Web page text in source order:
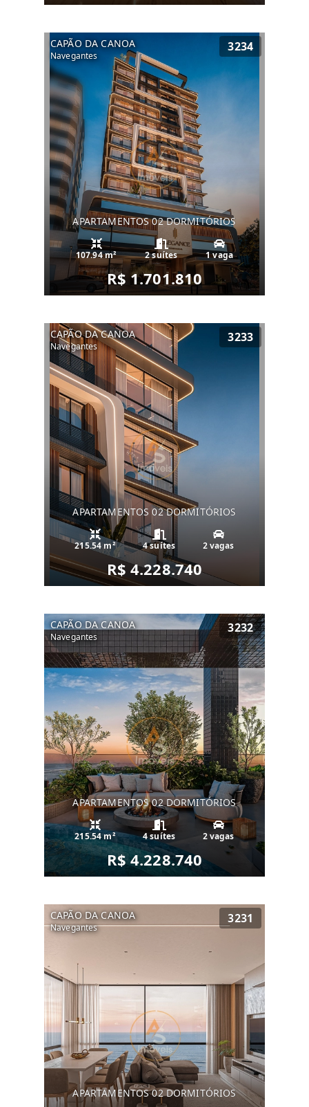
CAPÃO DA CANOA
Navegantes
3234
APARTAMENTOS 02 DORMITÓRIOS
107.94 m² 2 suítes 1 vaga
R$ 1.701.810
CAPÃO DA CANOA
Navegantes
3233
APARTAMENTOS 02 DORMITÓRIOS
215.54 m² 4 suítes 2 vagas
R$ 4.228.740
CAPÃO DA CANOA
Navegantes
3232
APARTAMENTOS 02 DORMITÓRIOS
215.54 m² 4 suítes 2 vagas
R$ 4.228.740
CAPÃO DA CANOA
Navegantes
3231
APARTAMENTOS 02 DORMITÓRIOS